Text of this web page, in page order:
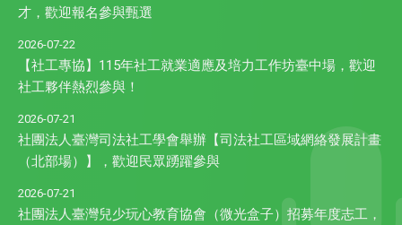
才，歡迎報名參與甄選
2026-07-22
【社工專協】115年社工就業適應及培力工作坊臺中場，歡迎
社工夥伴熱烈參與！
2026-07-21
社團法人臺灣司法社工學會舉辦【司法社工區域網絡發展計畫
（北部場）】，歡迎民眾踴躍參與
2026-07-21
社團法人臺灣兒少玩心教育協會（微光盒子）招募年度志工，